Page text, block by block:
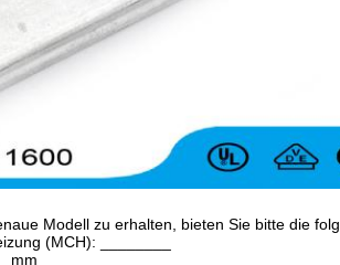
Modell zu erhalten, bieten Sie bitte die
(MCH): ________